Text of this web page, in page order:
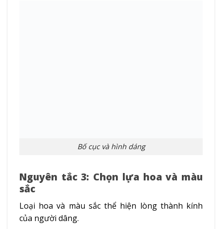
Bố cục và hình dáng
Nguyên tắc 3: Chọn lựa hoa và màu
sắc
Loại hoa và màu sắc thể hiện lòng thành kính
của người dâng.